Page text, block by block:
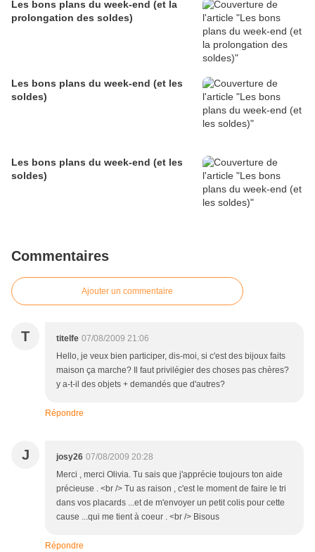
Les bons plans du week-end (et la
prolongation des soldes)
Les bons plans du week-end (et les
soldes)
Les bons plans du week-end (et les
soldes)
Commentaires
Ajouter un commentaire
T titelfe 07/08/2009 21:06
Hello, je veux bien participer, dis-moi, si c'est des bijoux faits
maison ça marche? Il faut privilégier des choses pas chères?
y a-t-il des objets + demandés que d'autres?
Répondre
J josy26 07/08/2009 20:28
Merci , merci Olivia. Tu sais que j'apprécie toujours ton aide
précieuse . <br /> Tu as raison , c'est le moment de faire le tri
dans vos placards ...et de m'envoyer un petit colis pour cette
cause ...qui me tient à coeur . <br /> Bisous
Répondre